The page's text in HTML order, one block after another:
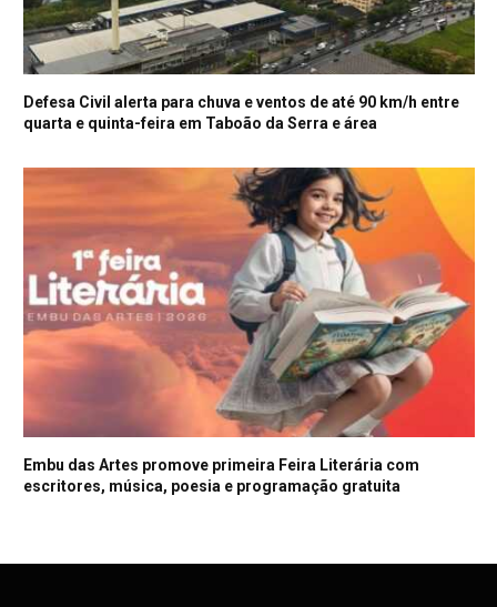
Defesa Civil alerta para chuva e ventos de até 90 km/h entre
quarta e quinta-feira em Taboão da Serra e área
Embu das Artes promove primeira Feira Literária com
escritores, música, poesia e programação gratuita